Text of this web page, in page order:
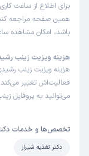
برای اطلاع از ساعت
همین صفحه مراجعه
باشد، امکان مشاهده
هزینه ویزیت زینب
هزینه ویزیت زینب
فعالیت‌اش تغییر
می‌توانید به پروفایل
تخصص‌ها و خدمات
دکتر تغذیه شیراز